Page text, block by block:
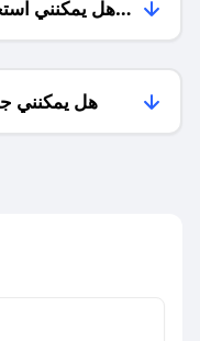
هل يمكنني
هل يمكنني